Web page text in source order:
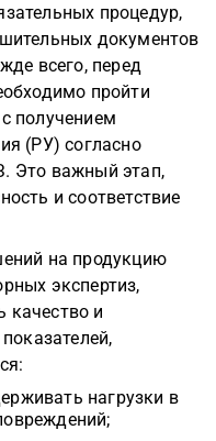
процедур,
документов
всего, перед
пройти
получением
(РУ) согласно
Это важный этап,
и соответствие
на продукцию
экспертиз,
качество и
нагрузки в